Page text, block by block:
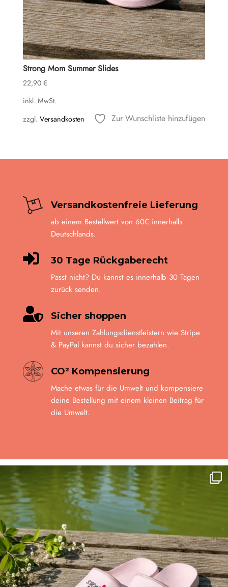
Strong Mom Summer Slides
22,90 €
inkl. MwSt.
zzgl. Versandkosten Zur Wunschliste hinzufügen
Versandkostenfreie Lieferung
ab einem Bestellwert von 60€ innerhalb
Deutschlands.

30 Tage Rückgaberecht
Passt nicht? Du kannst es innerhalb 30 Tagen
zurück senden.

Sicher shoppen
Mit unseren Zahlungsdienstleistern wie Stripe
& PayPal kannst du sicher bezahlen.
CO² Kompensierung
Mache etwas für die Umwelt und kompensiere
deine Bestellung mit einem kleinen Beitrag für
die Umwelt.